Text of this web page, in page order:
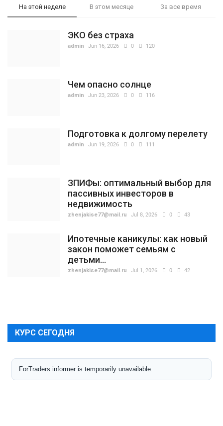
На этой неделе В этом месяце За все время
ЭКО без страха
admin Jun 16, 2026 0 120
Чем опасно солнце
admin Jun 23, 2026 0 116
Подготовка к долгому перелету
admin Jun 19, 2026 0 111
ЗПИФы: оптимальный выбор для
пассивных инвесторов в
недвижимость
zhenjakise77@mail.ru Jul 8, 2026 0 43
Ипотечные каникулы: как новый
закон поможет семьям с
детьми...
zhenjakise77@mail.ru Jul 1, 2026 0 42
КУРС СЕГОДНЯ